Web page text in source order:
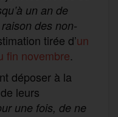
un an de
des non-
tirée d’un
fin novembre.
déposer à la
leurs
une fois, de ne